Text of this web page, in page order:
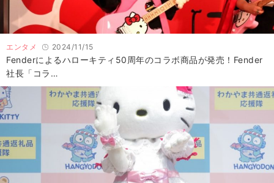
エンタメ 2024/11/15
Fenderによるハローキティ50周年のコラボ商品が発売！Fender
社長「コラ…